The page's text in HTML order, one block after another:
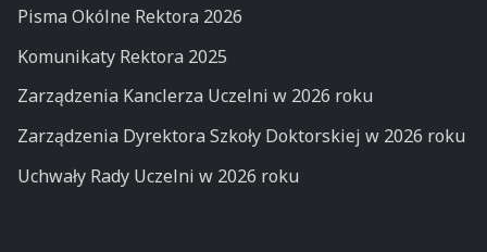
Pisma Okólne Rektora 2026
Komunikaty Rektora 2025
Zarządzenia Kanclerza Uczelni w 2026 roku
Zarządzenia Dyrektora Szkoły Doktorskiej w 2026 roku
Uchwały Rady Uczelni w 2026 roku